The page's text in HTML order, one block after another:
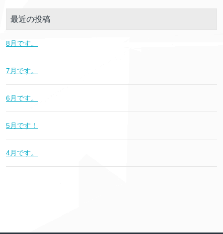
最近の投稿
8月です。
7月です。
6月です。
5月です！
4月です。